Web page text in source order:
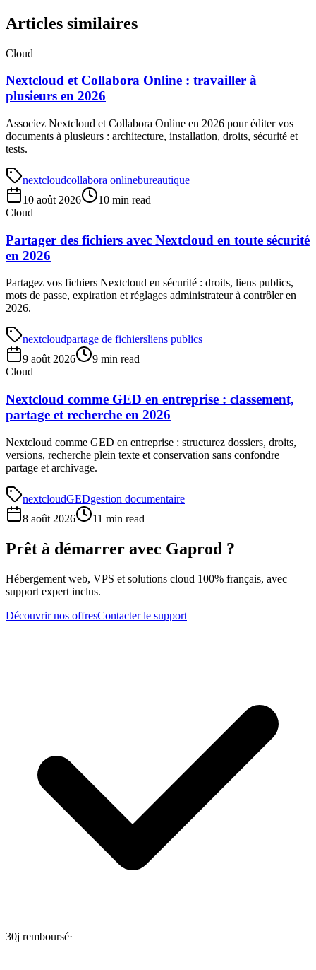
Articles similaires
Cloud
Nextcloud et Collabora Online : travailler à
plusieurs en 2026
Associez Nextcloud et Collabora Online en 2026 pour éditer vos
documents à plusieurs : architecture, installation, droits, sécurité et
tests.
nextcloudcollabora onlinebureautique
10 août 2026
10 min read
Cloud
Partager des fichiers avec Nextcloud en toute sécurité
en 2026
Partagez vos fichiers Nextcloud en sécurité : droits, liens publics,
mots de passe, expiration et réglages administrateur à contrôler en
2026.
nextcloudpartage de fichiersliens publics
9 août 2026
9 min read
Cloud
Nextcloud comme GED en entreprise : classement,
partage et recherche en 2026
Nextcloud comme GED en entreprise : structurez dossiers, droits,
versions, recherche plein texte et conservation sans confondre
partage et archivage.
nextcloudGEDgestion documentaire
8 août 2026
11 min read
Prêt à démarrer avec Gaprod ?
Hébergement web, VPS et solutions cloud 100% français, avec
support expert inclus.
Découvrir nos offresContacter le support
30j remboursé·